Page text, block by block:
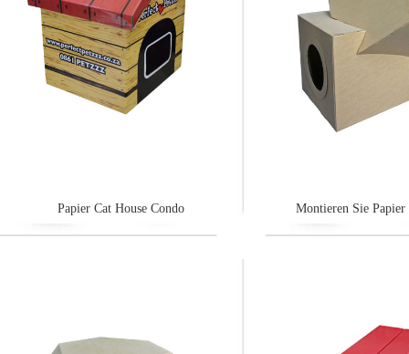
Papier Cat House Condo Montieren Sie Papier